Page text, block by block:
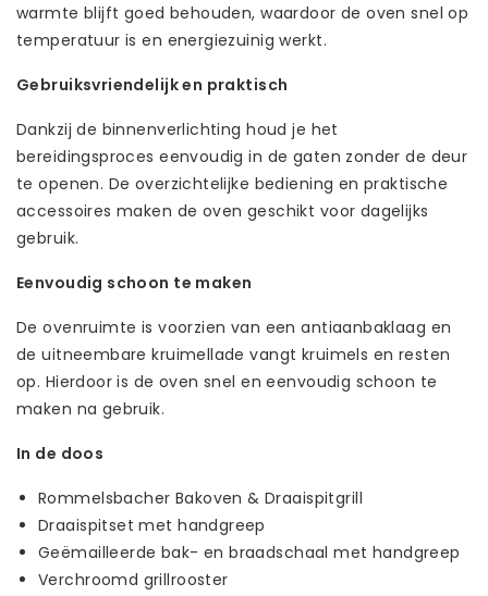
warmte blijft goed behouden, waardoor de oven snel op
temperatuur is en energiezuinig werkt.
Gebruiksvriendelijk en praktisch
Dankzij de binnenverlichting houd je het
bereidingsproces eenvoudig in de gaten zonder de deur
te openen. De overzichtelijke bediening en praktische
accessoires maken de oven geschikt voor dagelijks
gebruik.
Eenvoudig schoon te maken
De ovenruimte is voorzien van een antiaanbaklaag en
de uitneembare kruimellade vangt kruimels en resten
op. Hierdoor is de oven snel en eenvoudig schoon te
maken na gebruik.
In de doos
Rommelsbacher Bakoven & Draaispitgrill
Draaispitset met handgreep
Geëmailleerde bak- en braadschaal met handgreep
Verchroomd grillrooster